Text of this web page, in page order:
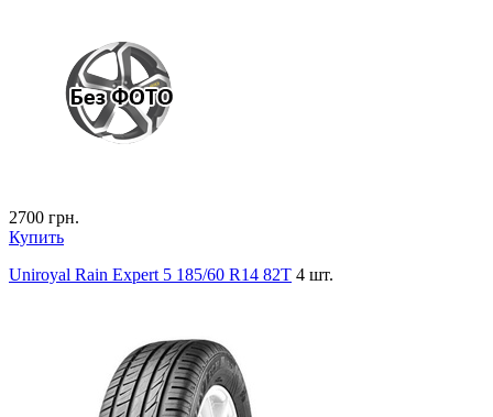
2700 грн.
Купить
Uniroyal Rain Expert 5 185/60 R14 82T 4 шт.